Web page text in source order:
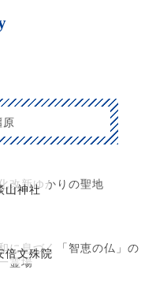
山神社
改新ゆかりの聖地
倍文殊院
に息づく「智恵の仏」の
霊場